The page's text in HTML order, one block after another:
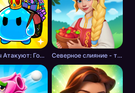
Слаймы Атакуют: Головоломка! Северное слияние - тайна леса